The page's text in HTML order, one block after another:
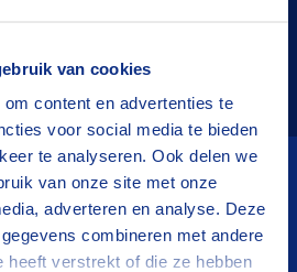
van cookies
content en advertenties te
voor social media te bieden
te analyseren. Ook delen we
van onze site met onze
adverteren en analyse. Deze
combineren met andere
heeft verstrekt of die ze hebben